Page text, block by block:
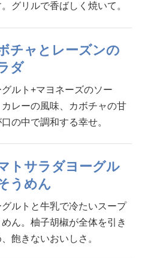
。グリルで香ばしく焼いて。
チャとレーズンの
ダ
グルト+マヨネーズのソー
カレーの風味、カボチャの甘
口の中で調和する幸せ。
トサラダヨーグル
うめん
グルトと牛乳で冷たいスープ
めん。柚子胡椒が全体を引き
飽きないおいしさ。